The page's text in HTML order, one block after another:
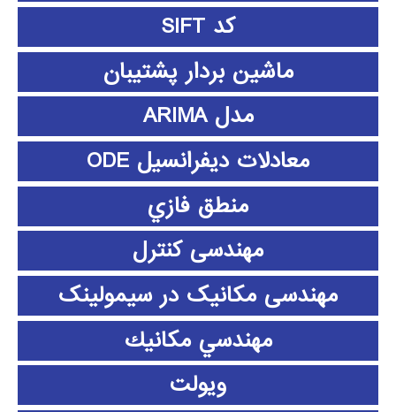
کد SIFT
ماشین بردار پشتیبان
مدل ARIMA
معادلات دیفرانسیل ODE
منطق فازي
مهندسی کنترل
مهندسی مکانیک در سیمولینک
مهندسي مكانيك
ویولت